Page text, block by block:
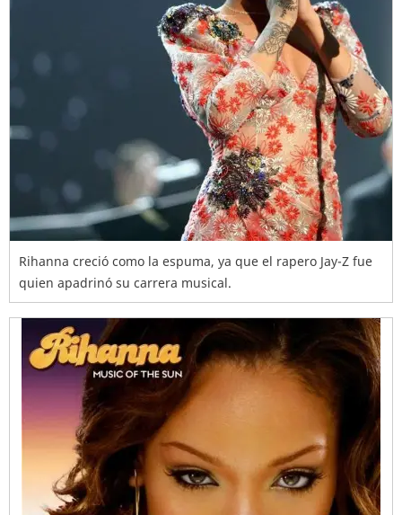
Rihanna creció como la espuma, ya que el rapero Jay-Z fue
quien apadrinó su carrera musical.